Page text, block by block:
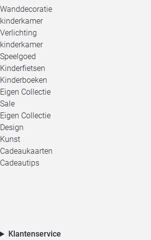
Wanddecoratie
kinderkamer
Verlichting
kinderkamer
Speelgoed
Kinderfietsen
Kinderboeken
Eigen Collectie
Sale
Eigen Collectie
Design
Kunst
Cadeaukaarten
Cadeautips
Klantenservice